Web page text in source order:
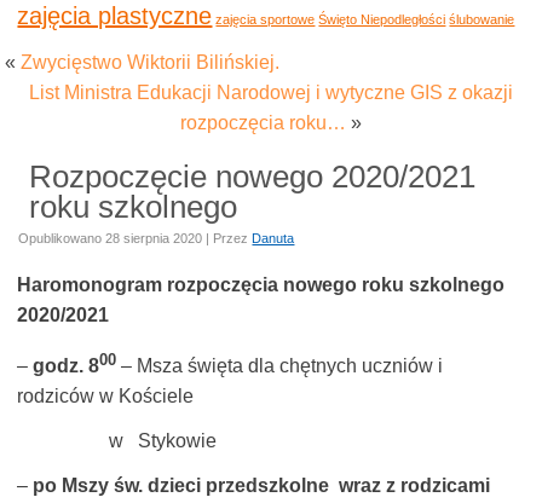
zajęcia plastyczne zajęcia sportowe Święto Niepodległości ślubowanie
«Zwycięstwo Wiktorii Bilińskiej.
List Ministra Edukacji Narodowej i wytyczne GIS z okazji
rozpoczęcia roku… »
Rozpoczęcie nowego 2020/2021
roku szkolnego
Opublikowano 28 sierpnia 2020 | Przez Danuta
Haromonogram rozpoczęcia nowego roku szkolnego
2020/2021
–godz. 800 – Msza święta dla chętnych uczniów i
rodziców w Kościele
w Stykowie
– po Mszy św. dzieci przedszkolne wraz z rodzicami